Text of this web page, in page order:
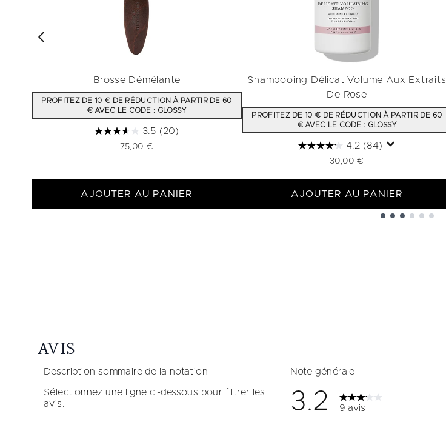
Brosse Démêlante
PROFITEZ DE 10 € DE RÉDUCTION À PARTIR DE 60
€ AVEC LE CODE : GLOSSY
3.5 (20)
75,00 €
AJOUTER AU PANIER
Shampooing Délicat Volume Aux Extraits
De Rose
PROFITEZ DE 10 € DE RÉDUCTION À PARTIR DE 60
€ AVEC LE CODE : GLOSSY
4.2 (84)
30,00 €
AJOUTER AU PANIER